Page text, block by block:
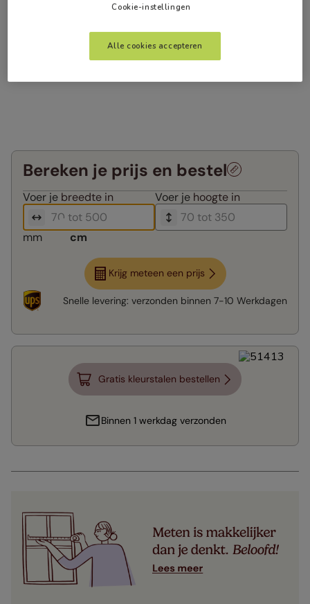
Bereken je prijs en bestel
Voer je breedte in Voer je hoogte in
mm cm
Krijg meteen een prijs
Snelle levering: verzonden binnen 7-10 Werkdagen
Gratis kleurstalen bestellen
Binnen 1 werkdag verzonden
Cookie-instellingen
Alle cookies accepteren